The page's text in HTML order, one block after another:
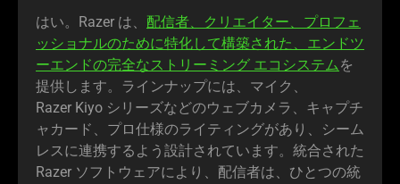
はい。Razer は、 配信者、クリエイター、プロフェ
ッショナルのために特化して構築された、エンドツ
ーエンドの完全なストリーミング エコシステムを
提供します。ラインナップには、マイク、
Razer Kiyo シリーズなどのウェブカメラ、キャプチ
ャカード、プロ仕様のライティングがあり、シーム
レスに連携するよう設計されています。統合された
Razer ソフトウェアにより、配信者は、ひとつの統